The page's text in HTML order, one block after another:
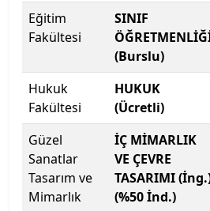
İstanbul Rumeli Üniversitesi
İstanbul Sabahattin Zaim
İstanbul Sağlık ve Sosyal
İstanbul Sağlık ve Sosyal
İstanbul Sağlık ve Teknoloji
Eğitim
Fakültesi
SINIF
(Burslu)
Hukuk
Fakültesi
HUKUK
(Ücretli)
Güzel
Sanatlar
Tasarım ve
Mimarlık
İÇ MİMARLIK
VE ÇEVRE
TASARIMI
(%50 İnd.)